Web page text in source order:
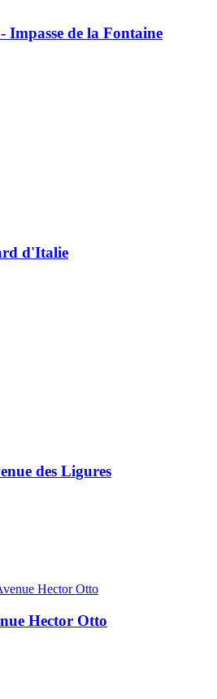
de la Fontaine
d'Italie
des Ligures
Hector Otto